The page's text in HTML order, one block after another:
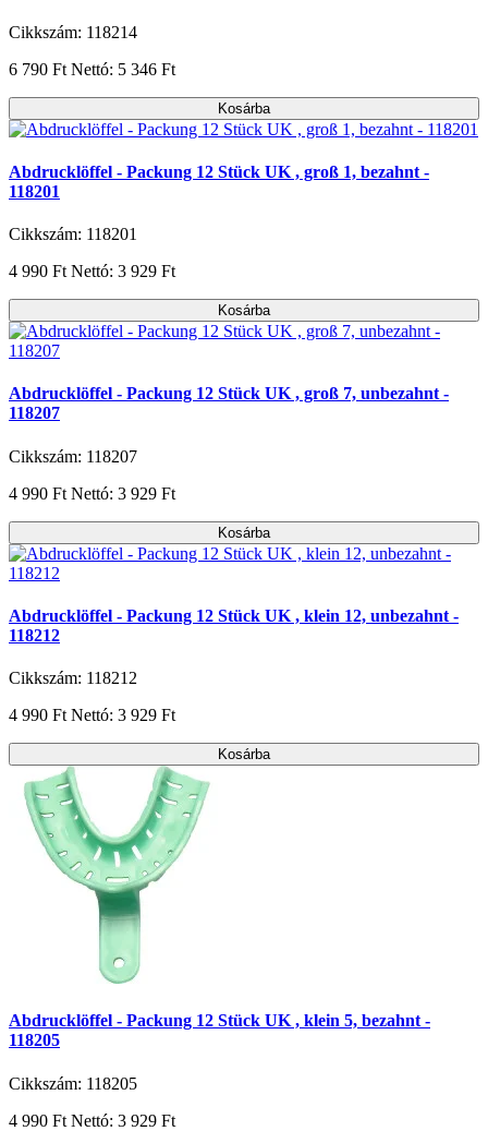
Cikkszám: 118214
6 790 Ft Nettó: 5 346 Ft
Kosárba
Abdrucklöffel - Packung 12 Stück UK , groß 1, bezahnt -
118201
Cikkszám: 118201
4 990 Ft Nettó: 3 929 Ft
Kosárba
Abdrucklöffel - Packung 12 Stück UK , groß 7, unbezahnt -
118207
Cikkszám: 118207
4 990 Ft Nettó: 3 929 Ft
Kosárba
Abdrucklöffel - Packung 12 Stück UK , klein 12, unbezahnt -
118212
Cikkszám: 118212
4 990 Ft Nettó: 3 929 Ft
Kosárba
Abdrucklöffel - Packung 12 Stück UK , klein 5, bezahnt -
118205
Cikkszám: 118205
4 990 Ft Nettó: 3 929 Ft